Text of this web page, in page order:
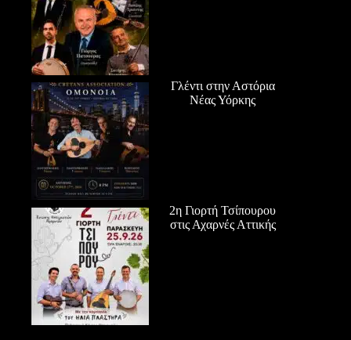
Γλέντι στην Αστόρια
Νέας Υόρκης
2η Γιορτή Τσίπουρου
στις Αχαρνές Αττικής